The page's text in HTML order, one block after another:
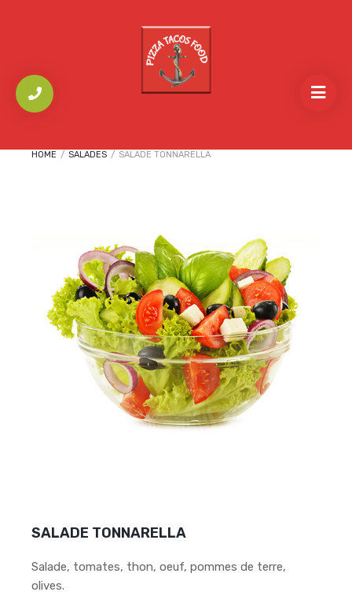
HOME / SALADES / SALADE TONNARELLA
SALADE TONNARELLA
Salade, tomates, thon, oeuf, pommes de terre,
olives.